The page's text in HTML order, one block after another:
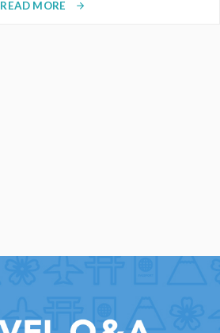
READ MORE arrow_forward